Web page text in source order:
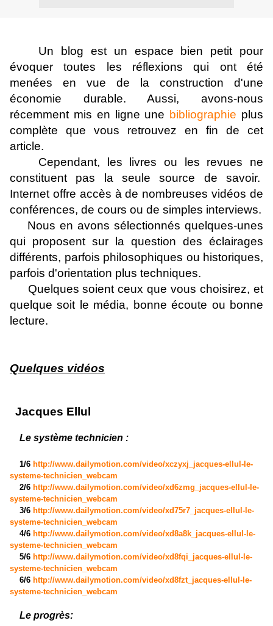
Un blog est un espace bien petit pour
évoquer toutes les réflexions qui ont été
menées en vue de la construction d'une
économie durable. Aussi, avons-nous
récemment mis en ligne une bibliographie plus
complète que vous retrouvez en fin de cet
article.
Cependant, les livres ou les revues ne
constituent pas la seule source de savoir.
Internet offre accès à de nombreuses vidéos de
conférences, de cours ou de simples interviews.
Nous en avons sélectionnés quelques-unes
qui proposent sur la question des éclairages
différents, parfois philosophiques ou historiques,
parfois d'orientation plus techniques.
Quelques soient ceux que vous choisirez, et
quelque soit le média, bonne écoute ou bonne
lecture.
Quelques vidéos
Jacques Ellul
Le système technicien :
1/6 http://www.dailymotion.com/video/xczyxj_jacques-ellul-le-
systeme-technicien_webcam
2/6 http://www.dailymotion.com/video/xd6zmg_jacques-ellul-le-
systeme-technicien_webcam
3/6 http://www.dailymotion.com/video/xd75r7_jacques-ellul-le-
systeme-technicien_webcam
4/6 http://www.dailymotion.com/video/xd8a8k_jacques-ellul-le-
systeme-technicien_webcam
5/6 http://www.dailymotion.com/video/xd8fqi_jacques-ellul-le-
systeme-technicien_webcam
6/6 http://www.dailymotion.com/video/xd8fzt_jacques-ellul-le-
systeme-technicien_webcam
Le progrès: